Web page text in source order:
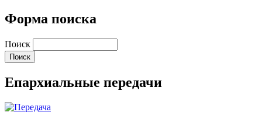
Форма поиска
Поиск
Епархиальные передачи